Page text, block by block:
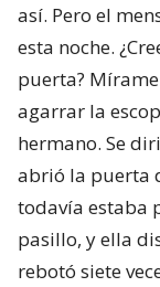
así. Pero el
esta noche.
puerta?
agarrar la
hermano. Se
abrió la puerta
todavía estaba
pasillo, y ella
rebotó siete